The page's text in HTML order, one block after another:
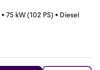
• 75 kW (102 PS) • Diesel